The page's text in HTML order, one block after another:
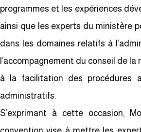
programmes et les expériences
ainsi que les experts du ministère
dans les domaines relatifs à
l’accompagnement du conseil de
à la facilitation des procédures
administratifs.
S’exprimant à cette occasion,